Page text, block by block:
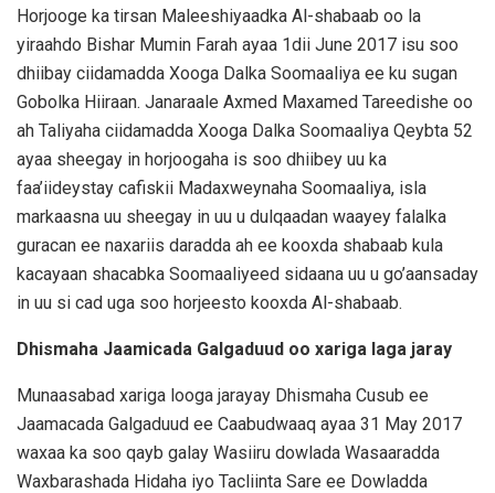
Horjooge ka tirsan Maleeshiyaadka Al-shabaab oo la
yiraahdo Bishar Mumin Farah ayaa 1dii June 2017 isu soo
dhiibay ciidamadda Xooga Dalka Soomaaliya ee ku sugan
Gobolka Hiiraan. Janaraale Axmed Maxamed Tareedishe oo
ah Taliyaha ciidamadda Xooga Dalka Soomaaliya Qeybta 52
ayaa sheegay in horjoogaha is soo dhiibey uu ka
faa’iideystay cafiskii Madaxweynaha Soomaaliya, isla
markaasna uu sheegay in uu u dulqaadan waayey falalka
guracan ee naxariis daradda ah ee kooxda shabaab kula
kacayaan shacabka Soomaaliyeed sidaana uu u go’aansaday
in uu si cad uga soo horjeesto kooxda Al-shabaab.
Dhismaha Jaamicada Galgaduud oo xariga laga jaray
Munaasabad xariga looga jarayay Dhismaha Cusub ee
Jaamacada Galgaduud ee Caabudwaaq ayaa 31 May 2017
waxaa ka soo qayb galay Wasiiru dowlada Wasaaradda
Waxbarashada Hidaha iyo Tacliinta Sare ee Dowladda